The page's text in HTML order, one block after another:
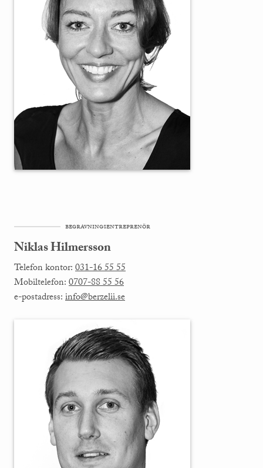
begravningsentreprenör
Niklas Hilmersson
Telefon kontor:031-16 55 55
Mobiltelefon:0707-88 55 56
e-postadress:info@berzelii.se